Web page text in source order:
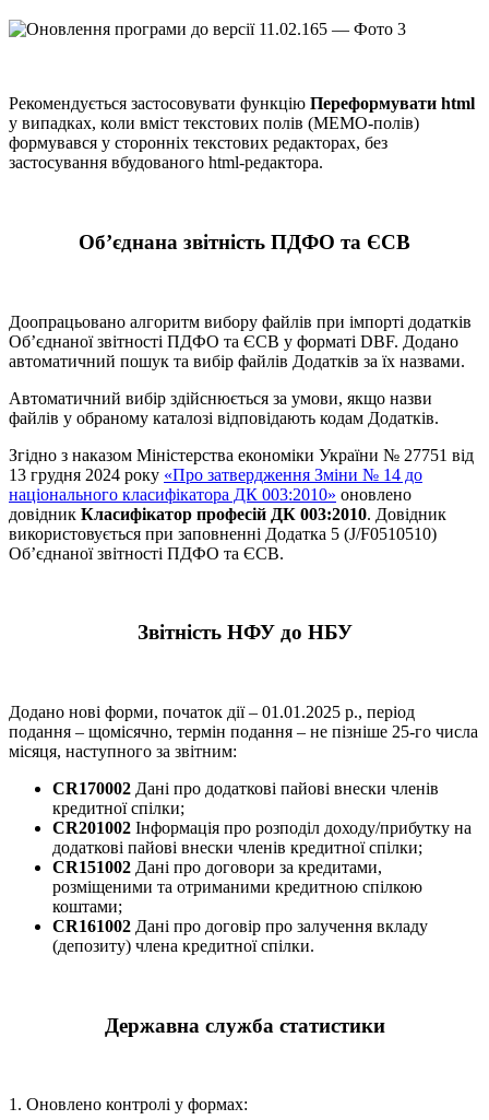
Рекомендується застосовувати функцію Переформувати html
у випадках, коли вміст текстових полів (МЕМО-полів)
формувався у сторонніх текстових редакторах, без
застосування вбудованого html-редактора.
Об’єднана звітність ПДФО та ЄСВ
Доопрацьовано алгоритм вибору файлів при імпорті додатків
Об’єднаної звітності ПДФО та ЄСВ у форматі DBF. Додано
автоматичний пошук та вибір файлів Додатків за їх назвами.
Автоматичний вибір здійснюється за умови, якщо назви
файлів у обраному каталозі відповідають кодам Додатків.
Згідно з наказом Міністерства економіки України № 27751 від
13 грудня 2024 року «Про затвердження Зміни № 14 до
національного класифікатора ДК 003:2010» оновлено
довідник Класифікатор професій ДК 003:2010. Довідник
використовується при заповненні Додатка 5 (J/F0510510)
Об’єднаної звітності ПДФО та ЄСВ.
Звітність НФУ до НБУ
Додано нові форми, початок дії – 01.01.2025 р., період
подання – щомісячно, термін подання – не пізніше 25-го числа
місяця, наступного за звітним:
CR170002 Дані про додаткові пайові внески членів
кредитної спілки;
CR201002 Інформація про розподіл доходу/прибутку на
додаткові пайові внески членів кредитної спілки;
CR151002 Дані про договори за кредитами,
розміщеними та отриманими кредитною спілкою
коштами;
CR161002 Дані про договір про залучення вкладу
(депозиту) члена кредитної спілки.
Державна служба статистики
1. Оновлено контролі у формах: